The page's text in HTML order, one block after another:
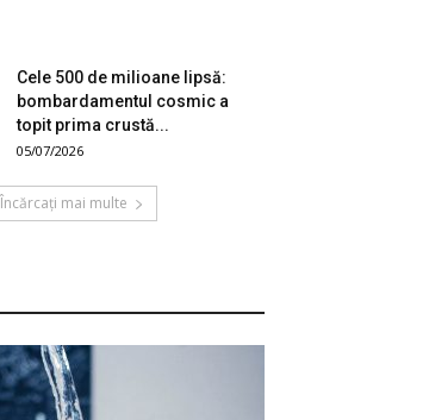
Cele 500 de milioane lipsă:
bombardamentul cosmic a
topit prima crustă...
05/07/2026
Încărcați mai multe